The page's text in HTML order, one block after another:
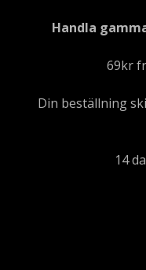
Handla
69kr
Din beställning
14